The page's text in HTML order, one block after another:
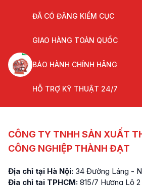
ĐÃ CÓ ĐĂNG KIỂM CỤC
GIAO HÀNG TOÀN QUỐC
BẢO HÀNH CHÍNH HÃNG
HỖ TRỢ KỸ THUẬT 24/7
CÔNG TY TNHH SẢN XUẤT
CÔNG NGHIỆP THÀNH ĐẠT
Địa chỉ tại Hà Nội: 34 Đường Láng -
Địa chỉ tại TPHCM: 815/7 Hương Lộ